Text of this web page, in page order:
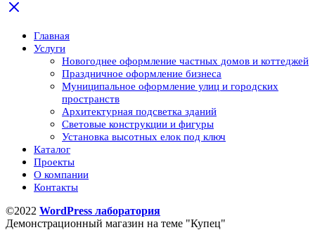
Главная
Услуги
Новогоднее оформление частных домов и коттеджей
Праздничное оформление бизнеса
Муниципальное оформление улиц и городских
пространств
Архитектурная подсветка зданий
Световые конструкции и фигуры
Установка высотных елок под ключ
Каталог
Проекты
О компании
Контакты
©2022 WordPress лаборатория
Демонстрационный магазин на теме "Купец"